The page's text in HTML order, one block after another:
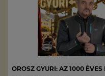
OROSZ GYURI: AZ 1000